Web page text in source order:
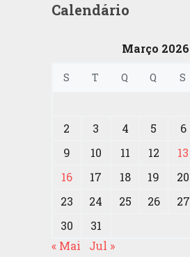
Calendário
Março 2026
S T Q Q S
2
3 4 5 6
9
10 11 12 13
16
17 18 19 20
23
24 25 26 27
30
31
« Mai
Jul »